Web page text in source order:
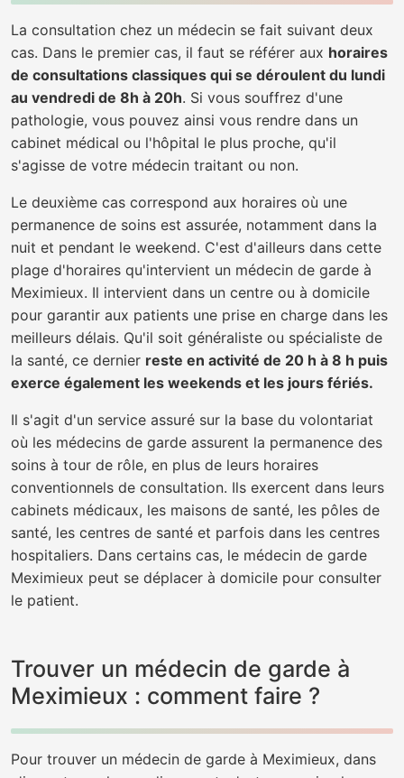
La consultation chez un médecin se fait suivant deux
cas. Dans le premier cas, il faut se référer aux horaires
de consultations classiques qui se déroulent du lundi
au vendredi de 8h à 20h. Si vous souffrez d'une
pathologie, vous pouvez ainsi vous rendre dans un
cabinet médical ou l'hôpital le plus proche, qu'il
s'agisse de votre médecin traitant ou non.
Le deuxième cas correspond aux horaires où une
permanence de soins est assurée, notamment dans la
nuit et pendant le weekend. C'est d'ailleurs dans cette
plage d'horaires qu'intervient un médecin de garde à
Meximieux. Il intervient dans un centre ou à domicile
pour garantir aux patients une prise en charge dans les
meilleurs délais. Qu'il soit généraliste ou spécialiste de
la santé, ce dernier reste en activité de 20 h à 8 h puis
exerce également les weekends et les jours fériés.
Il s'agit d'un service assuré sur la base du volontariat
où les médecins de garde assurent la permanence des
soins à tour de rôle, en plus de leurs horaires
conventionnels de consultation. Ils exercent dans leurs
cabinets médicaux, les maisons de santé, les pôles de
santé, les centres de santé et parfois dans les centres
hospitaliers. Dans certains cas, le médecin de garde
Meximieux peut se déplacer à domicile pour consulter
le patient.
Trouver un médecin de garde à
Meximieux : comment faire ?
Pour trouver un médecin de garde à Meximieux, dans